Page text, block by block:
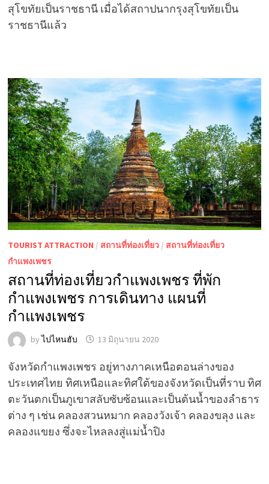
สุโขทัยเป็นราชธานี เมื่อได้สถาปนากรุงสุโขทัยเป็น
ราชธานีแล้ว
TOURIST ATTRACTION / สถานที่ท่องเที่ยว/ สถานที่ท่องเที่ยว
กำแพงเพชร
สถานที่ท่องเที่ยวกำแพงเพชร ที่พัก
กำแพงเพชร การเดินทาง แผนที่
กำแพงเพชร
byไปไหนฮับ 13 มิถุนายน 2020
จังหวัดกำแพงเพชร อยู่ทางภาคเหนือตอนล่างของ
ประเทศไทย ทิศเหนือและทิศใต้ของจังหวัดเป็นที่ราบ ทิศ
ตะวันตกเป็นภูเขาสลับซับซ้อนและเป็นต้นน้ำของลำธาร
ต่าง ๆ เช่น คลองสวนหมาก คลองวังเจ้า คลองขลุง และ
คลองแขยง ซึ่งจะไหลลงสู่แม่น้ำปิง